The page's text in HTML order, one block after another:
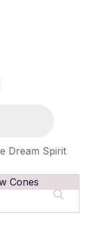
Dream Spirit